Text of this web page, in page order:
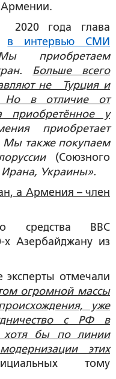
года глава
в интервью СМИ
приобретаем
Больше всего
не Турция и
Но в отличие от
у
приобретает
Мы также покупаем
(Союзного
Ирана, Украины».
а Армения – член
средства ВВС
х Азербайджану из
отмечали
огромной массы
уже
с РФ в
хотя бы по линии
этих
тому